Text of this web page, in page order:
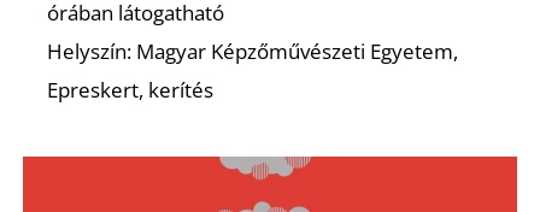
órában látogatható
Helyszín: Magyar Képzőművészeti Egyetem,
Epreskert, kerítés